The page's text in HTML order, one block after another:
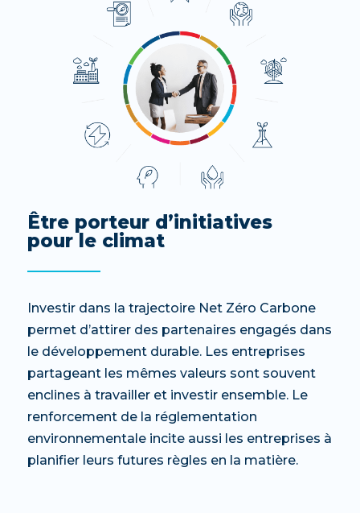
Être porteur d’initiatives
pour le climat
Investir dans la trajectoire Net Zéro Carbone
permet d’attirer des partenaires engagés dans
le développement durable. Les entreprises
partageant les mêmes valeurs sont souvent
enclines à travailler et investir ensemble. Le
renforcement de la réglementation
environnementale incite aussi les entreprises à
planifier leurs futures règles en la matière.